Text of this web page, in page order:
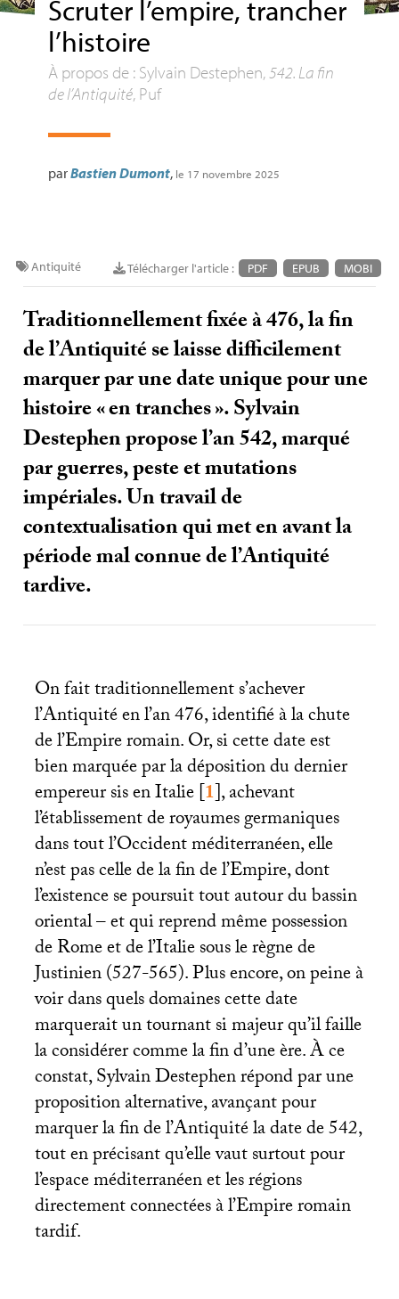
Scruter l’empire, trancher
l’histoire
À propos de : Sylvain Destephen, 542. La fin
de l’Antiquité, Puf
parBastien Dumont, le 17 novembre 2025
Télécharger l'article : PDF EPUB MOBI
Antiquité
Traditionnellement fixée à 476, la fin
de l’Antiquité se laisse difficilement
marquer par une date unique pour une
histoire «en tranches». Sylvain
Destephen propose l’an 542, marqué
par guerres, peste et mutations
impériales. Un travail de
contextualisation qui met en avant la
période mal connue de l’Antiquité
tardive.
On fait traditionnellement s’achever
l’Antiquité en l’an 476, identifié à la chute
de l’Empire romain. Or, si cette date est
bien marquée par la déposition du dernier
empereur sis en Italie[1], achevant
l’établissement de royaumes germaniques
dans tout l’Occident méditerranéen, elle
n’est pas celle de la fin de l’Empire, dont
l’existence se poursuit tout autour du bassin
oriental – et qui reprend même possession
de Rome et de l’Italie sous le règne de
Justinien (527-565). Plus encore, on peine à
voir dans quels domaines cette date
marquerait un tournant si majeur qu’il faille
la considérer comme la fin d’une ère. À ce
constat, Sylvain Destephen répond par une
proposition alternative, avançant pour
marquer la fin de l’Antiquité la date de 542,
tout en précisant qu’elle vaut surtout pour
l’espace méditerranéen et les régions
directement connectées à l’Empire romain
tardif.